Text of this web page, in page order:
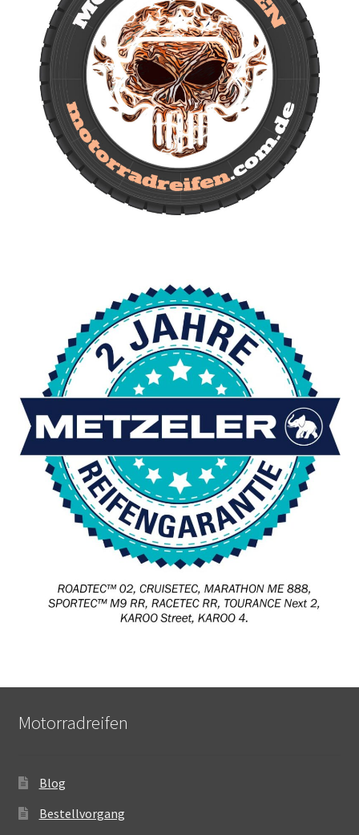
Motorradreifen
Blog
Bestellvorgang